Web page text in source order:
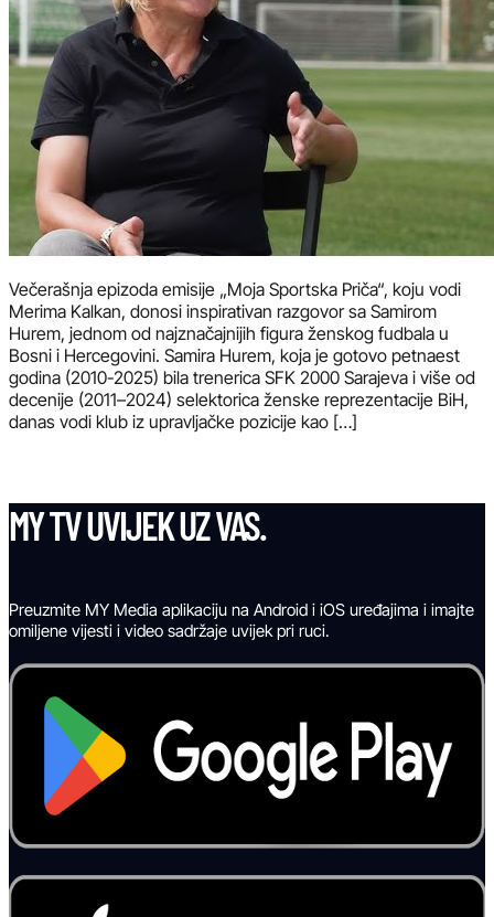
Večerašnja epizoda emisije „Moja Sportska Priča“, koju vodi
Merima Kalkan, donosi inspirativan razgovor sa Samirom
Hurem, jednom od najznačajnijih figura ženskog fudbala u
Bosni i Hercegovini. Samira Hurem, koja je gotovo petnaest
godina (2010-2025) bila trenerica SFK 2000 Sarajeva i više od
decenije (2011–2024) selektorica ženske reprezentacije BiH,
danas vodi klub iz upravljačke pozicije kao […]
MY TV UVIJEK UZ VAS.
Preuzmite MY Media aplikaciju na Android i iOS uređajima i imajte
omiljene vijesti i video sadržaje uvijek pri ruci.